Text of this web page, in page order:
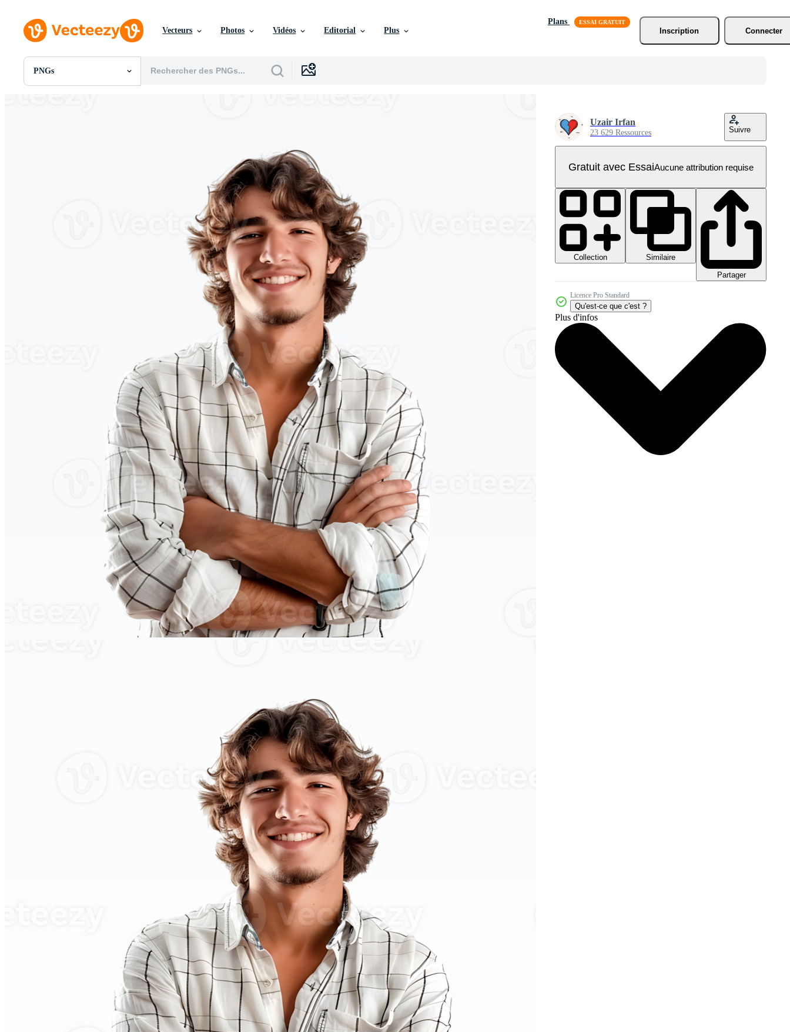
Vecteurs Photos Vidéos Editorial Plus
Plans
Inscription
Connecter
PNGs
Toutes Images
Uzair Irfan
23 629 Ressources Suivre
Gratuit avec EssaiAucune attribution requise
Collection
Similaire
Partager
Licence Pro Standard
Qu'est-ce que c'est ?
Plus d'infos